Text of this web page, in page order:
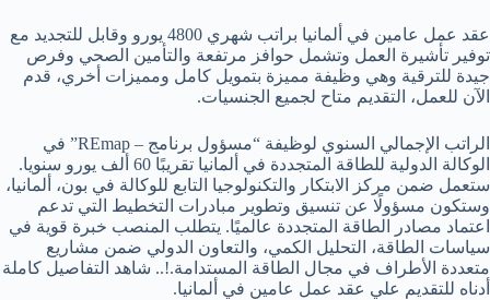
عقد عمل عامين في ألمانيا براتب شهري 4800 يورو وقابل للتجديد مع
توفير تأشيرة العمل وتشمل حوافز مرتفعة والتأمين الصحي وفرص
جيدة للترقية وهي وظيفة مميزة بتمويل كامل ومميزات أخري، قدم
الآن للعمل، التقديم متاح لجميع الجنسيات.
الراتب الإجمالي السنوي لوظيفة “مسؤول برنامج – REmap” في
الوكالة الدولية للطاقة المتجددة في ألمانيا تقريبًا 60 ألف يورو سنويا.
ستعمل ضمن مركز الابتكار والتكنولوجيا التابع للوكالة في بون، ألمانيا،
وستكون مسؤولًا عن تنسيق وتطوير مبادرات التخطيط التي تدعم
اعتماد مصادر الطاقة المتجددة عالميًا. يتطلب المنصب خبرة قوية في
سياسات الطاقة، التحليل الكمي، والتعاون الدولي ضمن مشاريع
متعددة الأطراف في مجال الطاقة المستدامة.!.. شاهد التفاصيل كاملة
أدناه للتقديم علي عقد عمل عامين في ألمانيا.